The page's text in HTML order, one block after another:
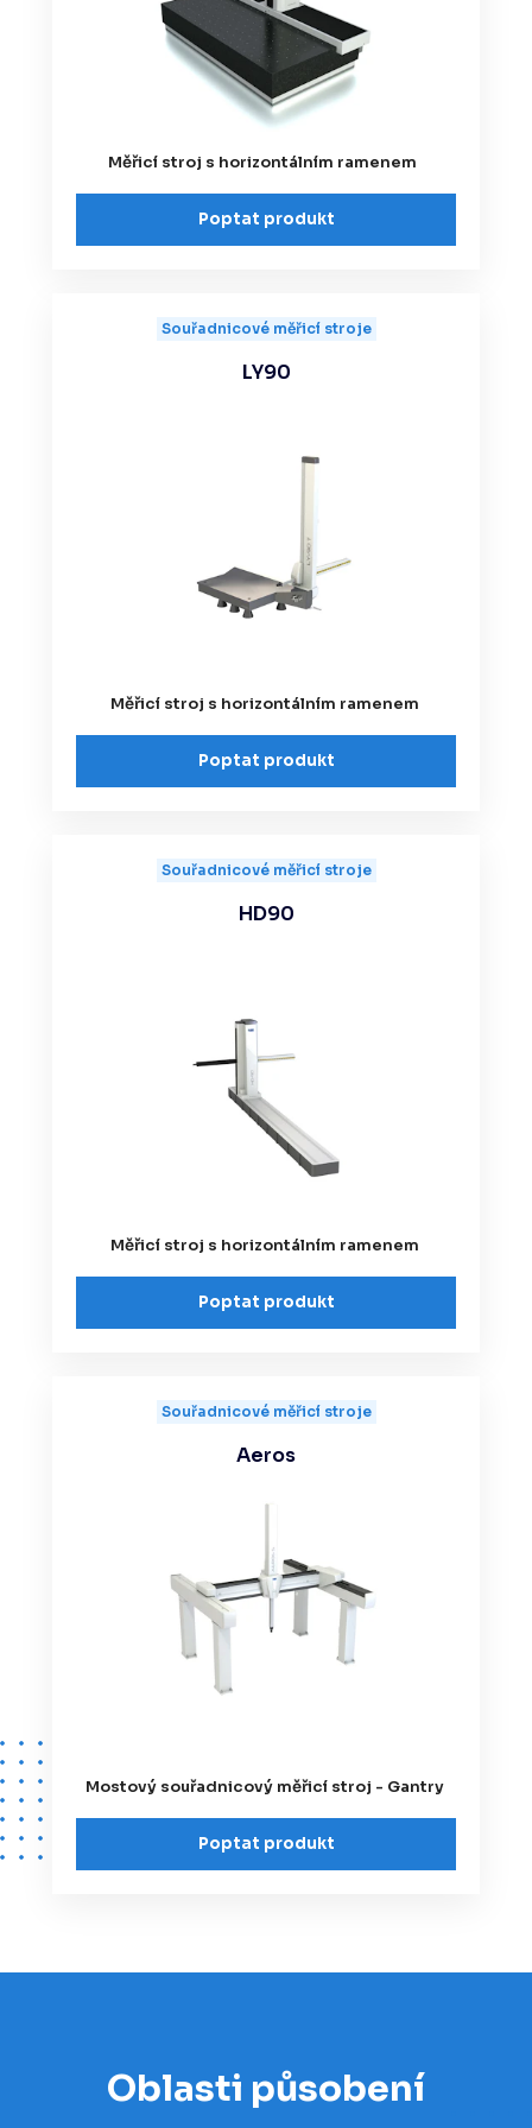
Měřicí stroj s horizontálním ramenem
Poptat produkt
Souřadnicové měřicí stroje
LY90
Měřicí stroj s horizontálním ramenem
Poptat produkt
Souřadnicové měřicí stroje
HD90
Měřicí stroj s horizontálním ramenem
Poptat produkt
Souřadnicové měřicí stroje
Aeros
Mostový souřadnicový měřicí stroj - Gantry
Poptat produkt
Oblasti působení